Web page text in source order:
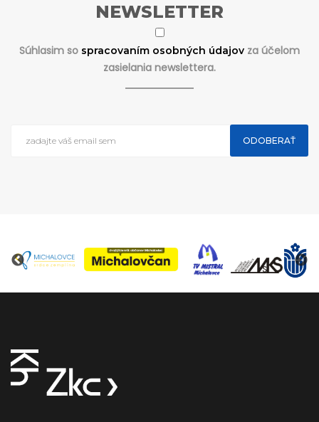
NEWSLETTER
Súhlasim so spracovaním osobných údajov za účelom
zasielania newslettera.
ODOBERAŤ